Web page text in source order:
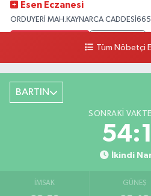
Esen Eczanesi
ORDUYERİ MAH.KAYNARCA
Şiremirçavuş Mahallesi, Kırıkçı Zeliha
0 (378) 227 85 45
Tüm Nöbetçi
BARTIN
SONRAKI
İkindi
İMSAK GÜNEŞ